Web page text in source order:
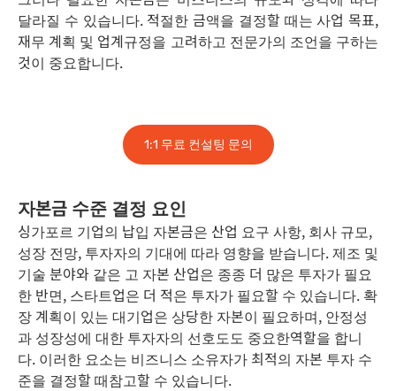
달라질 수 있습니다. 적절한 금액을 결정할 때는 사업 목표,
재무 계획 및 업계규정을 고려하고 전문가의 조언을 구하는
것이 중요합니다.
1:1 무료 컨설팅 문의
자본금 수준 결정 요인
싱가포르 기업의 납입 자본금은 산업 요구 사항, 회사 규모,
성장 전망, 투자자의 기대에 따라 영향을 받습니다. 제조 및
기술 분야와 같은 고 자본 산업은 종종 더 많은 투자가 필요
한 반면, 스타트업은 더 적은 투자가 필요할 수 있습니다. 확
장 계획이 있는 대기업은 상당한 자본이 필요하며, 안정성
과 성장성에 대한 투자자의 선호도도 중요한역할을 합니
다. 이러한 요소는 비즈니스 소유자가 최적의 자본 투자 수
준을 결정할 때참고할 수 있습니다.